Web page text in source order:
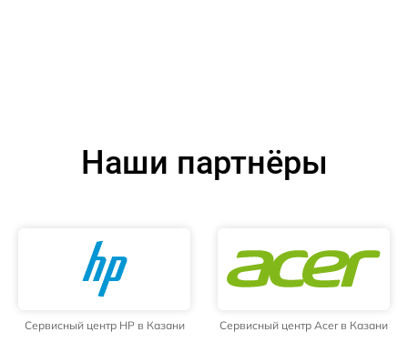
Наши партнёры
Сервисный центр HP в Казани Сервисный центр Acer в Казани